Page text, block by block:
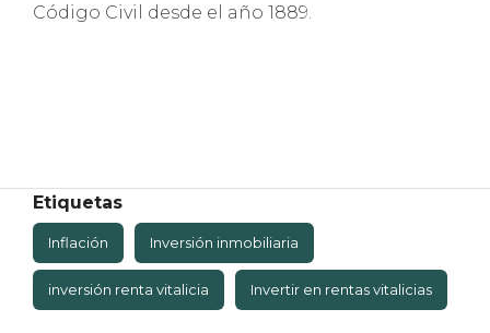
Código Civil desde el año 1889.
Etiquetas
Inflación Inversión inmobiliaria
inversión renta vitalicia Invertir en rentas vitalicias